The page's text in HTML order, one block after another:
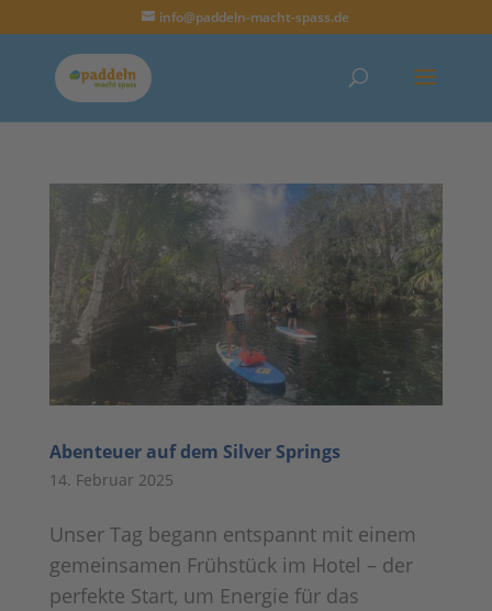
info@paddeln-macht-spass.de
Abenteuer auf dem Silver Springs
14. Februar 2025
Unser Tag begann entspannt mit einem
gemeinsamen Frühstück im Hotel – der
perfekte Start, um Energie für das